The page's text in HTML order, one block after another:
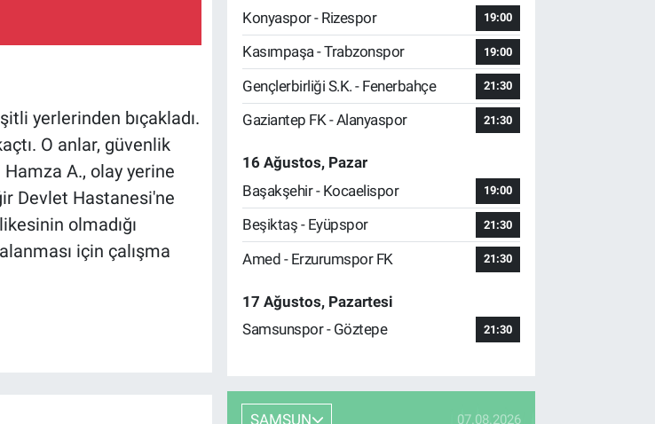
yerlerinden bıçakladı.
O anlar, güvenlik
Hamza A., olay yerine
Devlet Hastanesi'ne
olmadığı
için çalışma
Konyaspor - Rizespor
19:00
Kasımpaşa - Trabzonspor 19:00
Gençlerbirliği S.K. - Fenerbahçe 21:30
Gaziantep FK - Alanyaspor 21:30
16 Ağustos, Pazar
Başakşehir - Kocaelispor
19:00
Beşiktaş - Eyüpspor 21:30
Amed - Erzurumspor FK 21:30
17 Ağustos, Pazartesi
Samsunspor - Göztepe
21:30
SAMSUN 07.08.2026